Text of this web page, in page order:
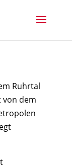
Ruhrtal
dem